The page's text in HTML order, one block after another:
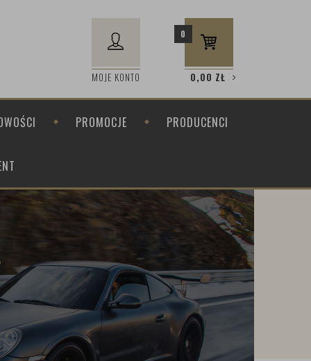
MOJE KONTO
0
0,00 ZŁ
PROMOCJE PRODUCENCI